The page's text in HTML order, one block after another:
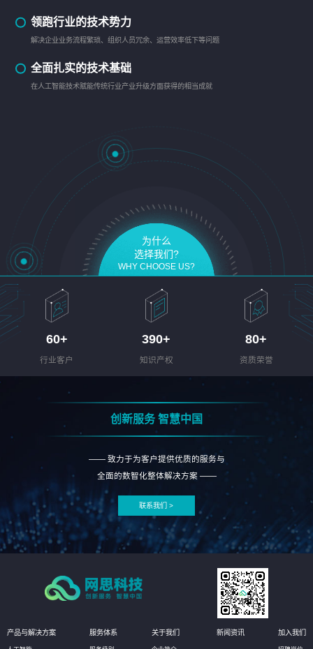
领跑行业的技术势力
解决企业业务流程繁琐、组织人员冗余、运营效率低下等问题
全面扎实的技术基础
在人工智能技术赋能传统行业产业升级方面获得的相当成就
为什么
选择我们?
WHY CHOOSE US?
60+
行业客户
390+
知识产权
80+
资质荣誉
创新服务 智慧中国
—— 致力于为客户提供优质的服务与
全面的数智化整体解决方案 ——
联系我们 >
产品与解决方案 服务体系 关于我们 新闻资讯 加入我们